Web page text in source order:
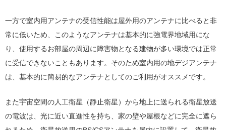
一方で室内用アンテナの受信性能は屋外用のアンテナに比べると非
常に低いため、このようなアンテナは基本的に強電界地域用にな
り、使用するお部屋の周辺に障害物となる建物が多い環境では正常
に受信できないこともあります。そのため室内用の地デジアンテナ
は、基本的に簡易的なアンテナとしてのご利用がオススメです。
また宇宙空間の人工衛星（静止衛星）から地上に送られる衛星放送
の電波は、光に近い直進性を持ち、家の壁や屋根などに完全に遮ら